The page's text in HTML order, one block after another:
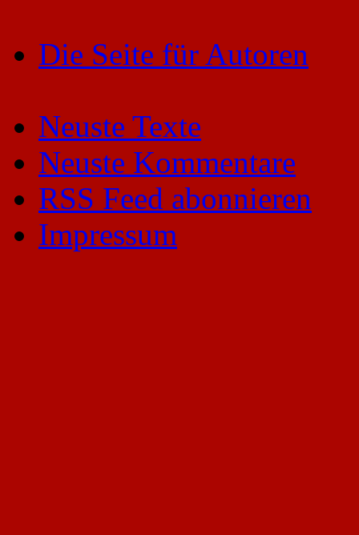
Die Seite für Autoren
Neuste Texte
Neuste Kommentare
RSS Feed abonnieren
Impressum